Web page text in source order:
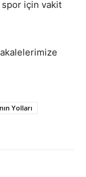
spor için vakit
Yolları